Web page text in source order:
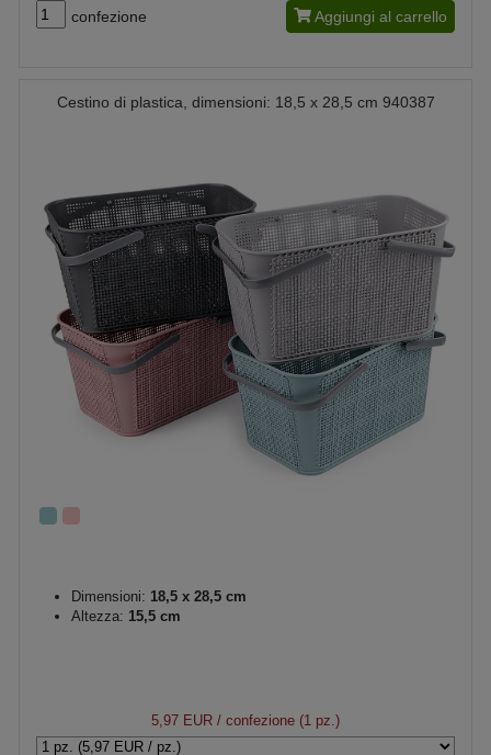
confezione Aggiungi al carrello
Cestino di plastica, dimensioni: 18,5 x 28,5 cm 940387
Dimensioni: 18,5 x 28,5 cm
Altezza: 15,5 cm
5,97 EUR / confezione (1 pz.)